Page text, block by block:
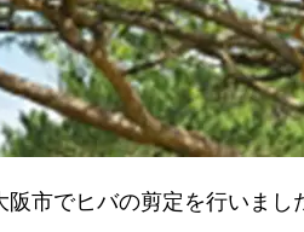
市でヒバの剪定を行いまし